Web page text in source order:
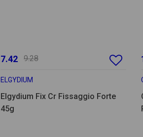
7.42 9.28
ELGYDIUM
Elgydium Fix Cr Fissaggio Forte
45g